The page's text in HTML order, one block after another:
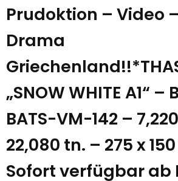
Prudoktion – Video
Drama
„SNOW WHITE A1“ –
BATS-VM-142 –
22,080 tn. – 275 x
Sofort verfügbar ab